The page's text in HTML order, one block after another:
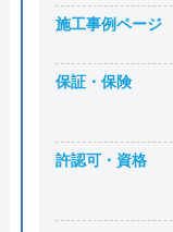
施工事例ページ
保証・保険
許認可・資格